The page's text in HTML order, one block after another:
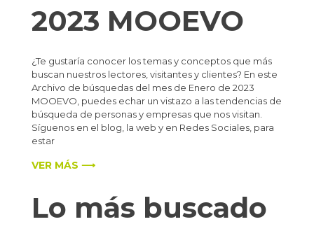
2023 MOOEVO
¿Te gustaría conocer los temas y conceptos que más
buscan nuestros lectores, visitantes y clientes? En este
Archivo de búsquedas del mes de Enero de 2023
MOOEVO, puedes echar un vistazo a las tendencias de
búsqueda de personas y empresas que nos visitan.
Síguenos en el blog, la web y en Redes Sociales, para
estar
VER MÁS ⟶
Lo más buscado